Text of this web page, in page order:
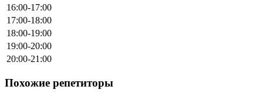
16:00-17:00
17:00-18:00
18:00-19:00
19:00-20:00
20:00-21:00
Похожие репетиторы